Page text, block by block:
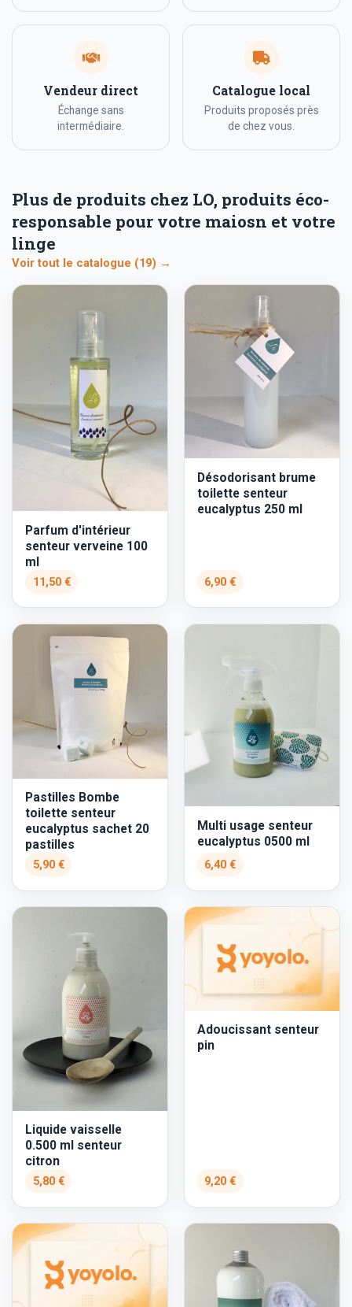
Vendeur direct
Échange sans
intermédiaire.
Catalogue local
Produits proposés près
de chez vous.
Plus de produits chez LO, produits éco-
responsable pour votre maiosn et votre
linge
Voir tout le catalogue (19) →
Parfum d'intérieur
senteur verveine 100
ml
11,50 €
Désodorisant brume
toilette senteur
eucalyptus 250 ml
6,90 €
Pastilles Bombe
toilette senteur
eucalyptus sachet 20
pastilles
5,90 €
Multi usage senteur
eucalyptus 0500 ml
6,40 €
Liquide vaisselle
0.500 ml senteur
citron
5,80 €
Adoucissant senteur
pin
9,20 €